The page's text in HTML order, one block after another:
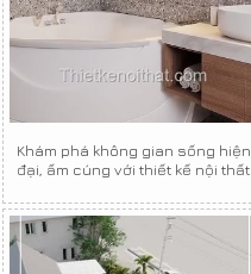
Khám phá không gian sống hiện
đại, ấm cúng với thiết kế nội thất